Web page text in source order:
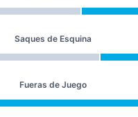
Saques de Esquina
Fueras de Juego